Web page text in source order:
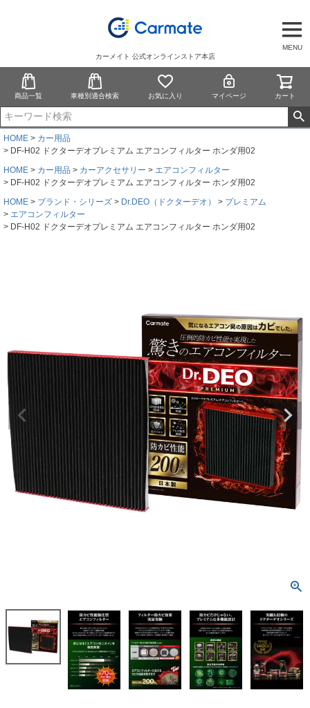
MENU
カーメイト 公式オンラインストア本店
商品一覧 車種別適合検索 お気に入り マイページ カート
HOME
カー用品
DF-H02 ドクターデオプレミアム エアコンフィルター ホンダ用02
HOME
カー用品 カーアクセサリー
エアコンフィルター
DF-H02 ドクターデオプレミアム エアコンフィルター ホンダ用02
HOME
ブランド・シリーズ Dr.DEO（ドクターデオ）
プレミアム
エアコンフィルター
DF-H02 ドクターデオプレミアム エアコンフィルター ホンダ用02